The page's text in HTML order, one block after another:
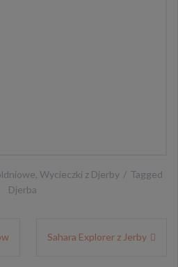
, Wycieczki z Djerby
Tagged
Djerba
Sahara Explorer z Jerby